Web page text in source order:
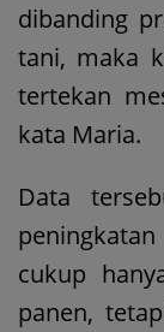
dibanding
tani, maka
tertekan
kata Maria.
Data
cukup
panen,